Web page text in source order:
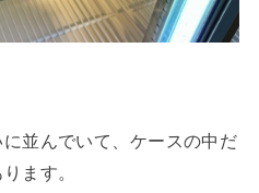
並んでいて、ケースの中だ
ます。